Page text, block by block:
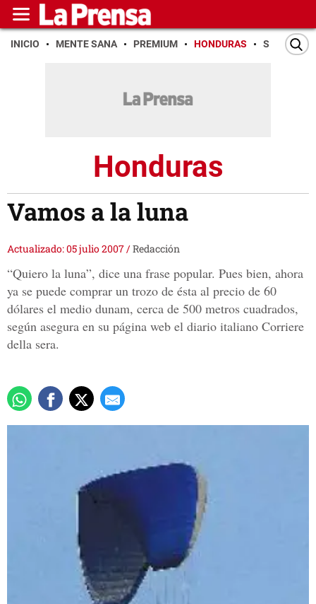
INICIO MENTE SANA PREMIUM HONDURAS SAN PEDRO
Honduras
Vamos a la luna
Actualizado: 05 julio 2007/Redacción
“Quiero la luna”, dice una frase popular. Pues bien, ahora
ya se puede comprar un trozo de ésta al precio de 60
dólares el medio dunam, cerca de 500 metros cuadrados,
según asegura en su página web el diario italiano Corriere
della sera.